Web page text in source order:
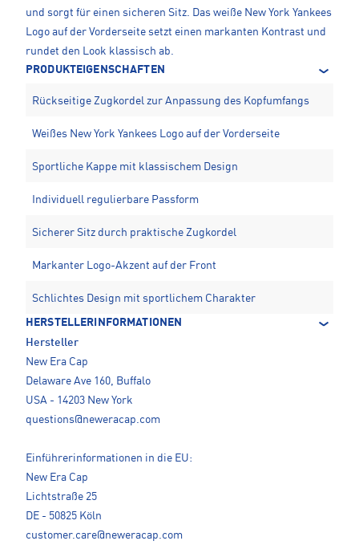
und sorgt für einen sicheren Sitz. Das weiße New York Yankees
Logo auf der Vorderseite setzt einen markanten Kontrast und
rundet den Look klassisch ab.
PRODUKTEIGENSCHAFTEN
Rückseitige Zugkordel zur Anpassung des Kopfumfangs
Weißes New York Yankees Logo auf der Vorderseite
Sportliche Kappe mit klassischem Design
Individuell regulierbare Passform
Sicherer Sitz durch praktische Zugkordel
Markanter Logo-Akzent auf der Front
Schlichtes Design mit sportlichem Charakter
HERSTELLERINFORMATIONEN
Hersteller
New Era Cap
Delaware Ave 160, Buffalo
USA - 14203 New York
questions@neweracap.com
Einführerinformationen in die EU:
New Era Cap
Lichtstraße 25
DE - 50825 Köln
customer.care@neweracap.com